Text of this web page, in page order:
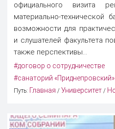
официального визита
материально-технической
возможности для
и слушателей факультета
также перспективы...
#договор о сотрудничестве
#санаторий «Приднепровский»
Путь: Главная / Университет /